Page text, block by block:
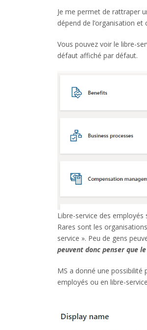
Je me permet de rattraper
dépend de l’organisation et
Vous pouvez voir le libre-
défaut affiché par défaut.
Libre-service des employés
Rares sont les
service ». Peu de gens
peuvent donc penser que
MS a donné une possibilité
employés ou en libre-